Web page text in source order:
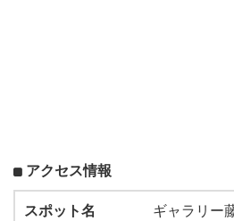
アクセス情報
スポット名
ギャラリー